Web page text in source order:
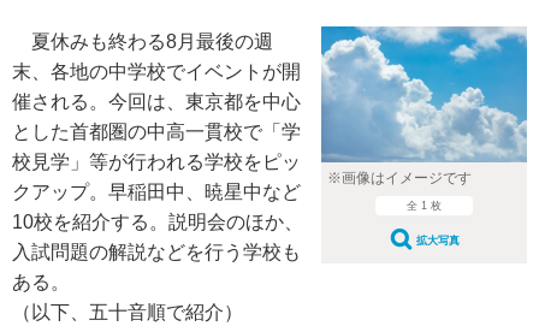
※画像はイメージです
全 1 枚
拡大写真
夏休みも終わる8月最後の週
末、各地の中学校でイベントが開
催される。今回は、東京都を中心
とした首都圏の中高一貫校で「学
校見学」等が行われる学校をピッ
クアップ。早稲田中、暁星中など
10校を紹介する。説明会のほか、
入試問題の解説などを行う学校も
ある。
（以下、五十音順で紹介）